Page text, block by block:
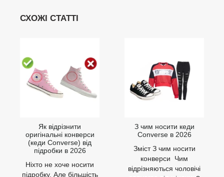
СХОЖІ СТАТТІ
Як відрізнити
оригінальні конверси
(кеди Converse) від
підробки в 2026
Ніхто не хоче носити
підробку. Але більшість
З чим носити кеди
Converse в 2026
Зміст З чим носити
конверси Чим
відрізняються чоловічі